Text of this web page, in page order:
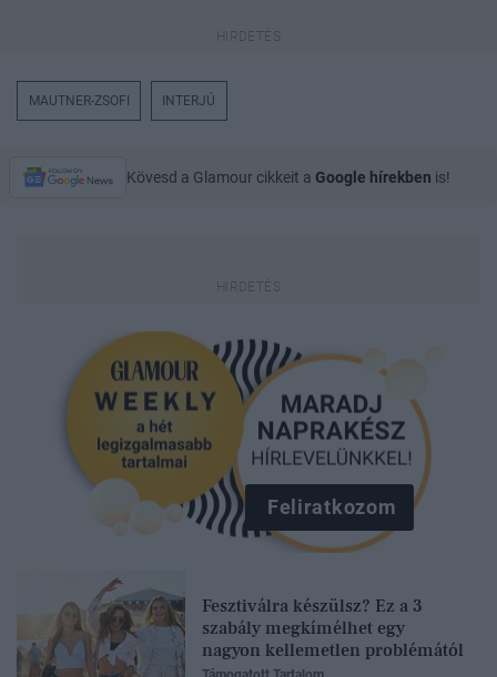
MAUTNER-ZSOFI INTERJÚ
Kövesd a Glamour cikkeit a Google hírekben is!
Feliratkozom
Fesztiválra készülsz? Ez a 3
szabály megkímélhet egy
nagyon kellemetlen problémától